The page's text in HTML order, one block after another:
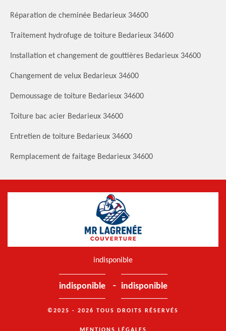
Réparation de cheminée Bedarieux 34600
Traitement hydrofuge de toiture Bedarieux 34600
Installation et changement de gouttières Bedarieux 34600
Changement de velux Bedarieux 34600
Demoussage de toiture Bedarieux 34600
Toiture bac acier Bedarieux 34600
Entretien de toiture Bedarieux 34600
Remplacement de faitage Bedarieux 34600
indisponible
indisponible - indisponible
©2025 - 2026 TOUS DROITS RÉSERVÉS